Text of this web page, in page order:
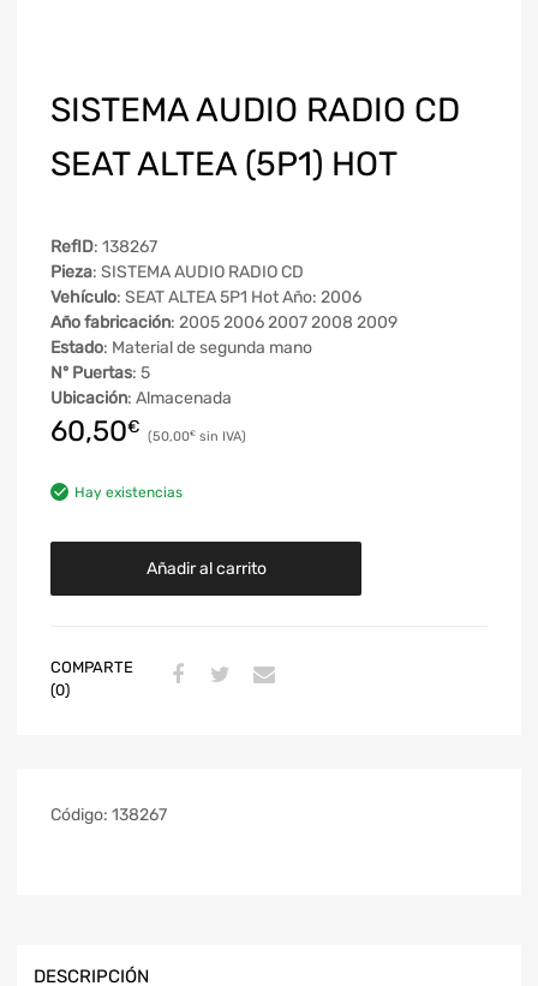
SISTEMA AUDIO RADIO CD
SEAT ALTEA (5P1) HOT
RefID: 138267
Pieza: SISTEMA AUDIO RADIO CD
Vehículo: SEAT ALTEA 5P1 Hot Año: 2006
Año fabricación: 2005 2006 2007 2008 2009
Estado: Material de segunda mano
Nº Puertas: 5
Ubicación: Almacenada
60,50€ 50,00€
Hay existencias
Añadir al carrito
COMPARTE
(0)
Código: 138267
DESCRIPCIÓN